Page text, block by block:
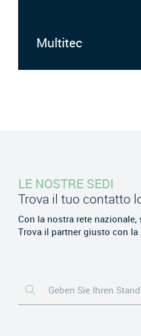
Multitec
LE NOSTRE SEDI
Trova il tuo contatto
Con la nostra rete
Trova il partner giusto con